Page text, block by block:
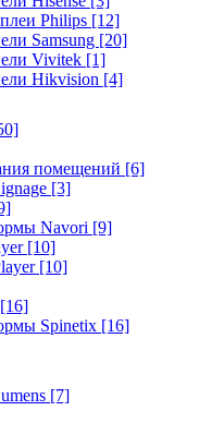
Philips [12]
Samsung [20]
Vivitek [1]
Hikvision [4]
помещений [6]
[3]
Navori [9]
[10]
[10]
[16]
Spinetix [16]
[7]